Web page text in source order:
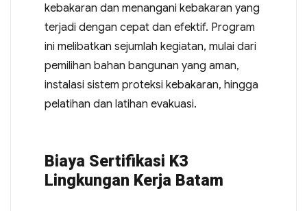
kebakaran dan menangani kebakaran yang
terjadi dengan cepat dan efektif. Program
ini melibatkan sejumlah kegiatan, mulai dari
pemilihan bahan bangunan yang aman,
instalasi sistem proteksi kebakaran, hingga
pelatihan dan latihan evakuasi.
Biaya Sertifikasi K3
Lingkungan Kerja Batam